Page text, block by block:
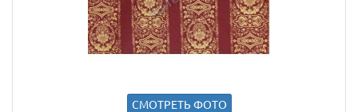
СМОТРЕТЬ ФОТО